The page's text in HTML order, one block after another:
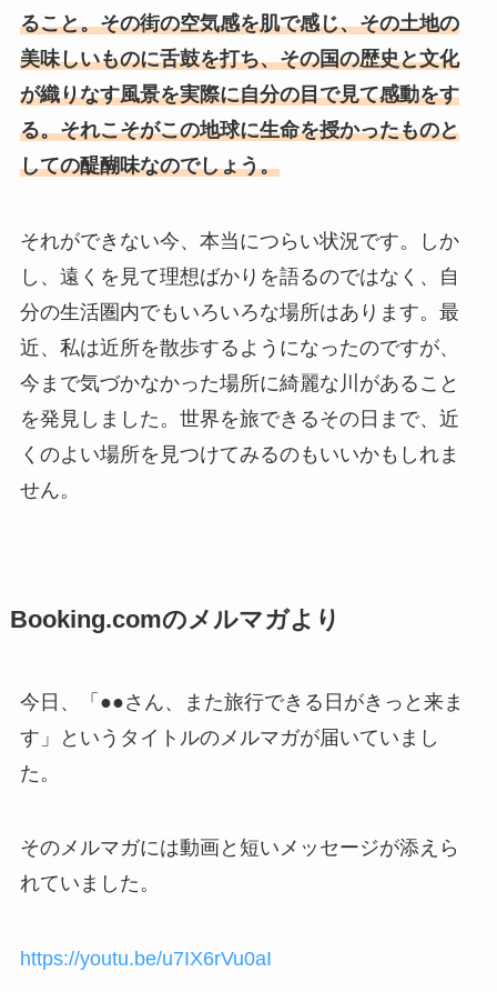
ること。その街の空気感を肌で感じ、その土地の
美味しいものに舌鼓を打ち、その国の歴史と文化
が織りなす風景を実際に自分の目で見て感動をす
る。それこそがこの地球に生命を授かったものと
しての醍醐味なのでしょう。
それができない今、本当につらい状況です。しか
し、遠くを見て理想ばかりを語るのではなく、自
分の生活圏内でもいろいろな場所はあります。最
近、私は近所を散歩するようになったのですが、
今まで気づかなかった場所に綺麗な川があること
を発見しました。世界を旅できるその日まで、近
くのよい場所を見つけてみるのもいいかもしれま
せん。
Booking.comのメルマガより
今日、「●●さん、また旅行できる日がきっと来ま
す」というタイトルのメルマガが届いていまし
た。
そのメルマガには動画と短いメッセージが添えら
れていました。
https://youtu.be/u7IX6rVu0aI